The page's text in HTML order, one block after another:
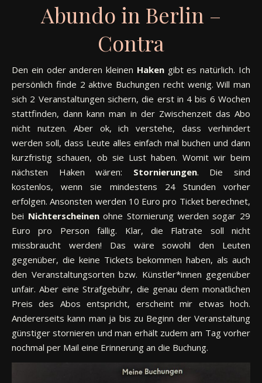
Abundo in Berlin –
Contra
Den ein oder anderen kleinen Hakengibt es natürlich. Ich
persönlich finde 2 aktive Buchungen recht wenig. Will man
sich 2 Veranstaltungen sichern, die erst in 4 bis 6 Wochen
stattfinden, dann kann man in der Zwischenzeit das Abo
nicht nutzen. Aber ok, ich verstehe, dass verhindert
werden soll, dass Leute alles einfach mal buchen und dann
kurzfristig schauen, ob sie Lust haben. Womit wir beim
nächsten Haken wären: Stornierungen. Die sind
kostenlos, wenn sie mindestens 24 Stunden vorher
erfolgen. Ansonsten werden 10 Euro pro Ticket berechnet,
bei Nichterscheinenohne Stornierung werden sogar 29
Euro pro Person fällig. Klar, die Flatrate soll nicht
missbraucht werden! Das wäre sowohl den Leuten
gegenüber, die keine Tickets bekommen haben, als auch
den Veranstaltungsorten bzw. Künstler*innen gegenüber
unfair. Aber eine Strafgebühr, die genau dem monatlichen
Preis des Abos entspricht, erscheint mir etwas hoch.
Andererseits kann man ja bis zu Beginn der Veranstaltung
günstiger stornieren und man erhält zudem am Tag vorher
nochmal per Mail eine Erinnerung an die Buchung.